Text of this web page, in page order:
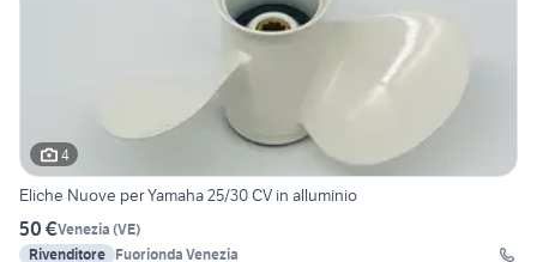
4
Eliche Nuove per Yamaha 25/30 CV in alluminio
50 €Venezia (VE)
Rivenditore Fuorionda Venezia